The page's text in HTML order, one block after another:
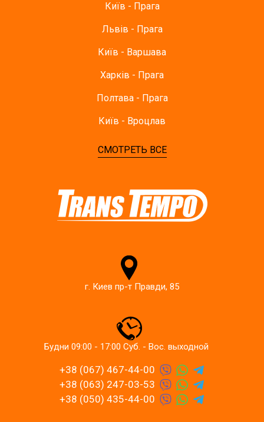
Київ - Прага
Львів - Прага
Київ - Варшава
Харків - Прага
Полтава - Прага
Київ - Вроцлав
СМОТРЕТЬ ВСЕ
г. Киев пр-т Правди, 85
Будни 09:00 - 17:00 Суб. - Вос. выходной
+38 (067) 467-44-00
+38 (063) 247-03-53
+38 (050) 435-44-00